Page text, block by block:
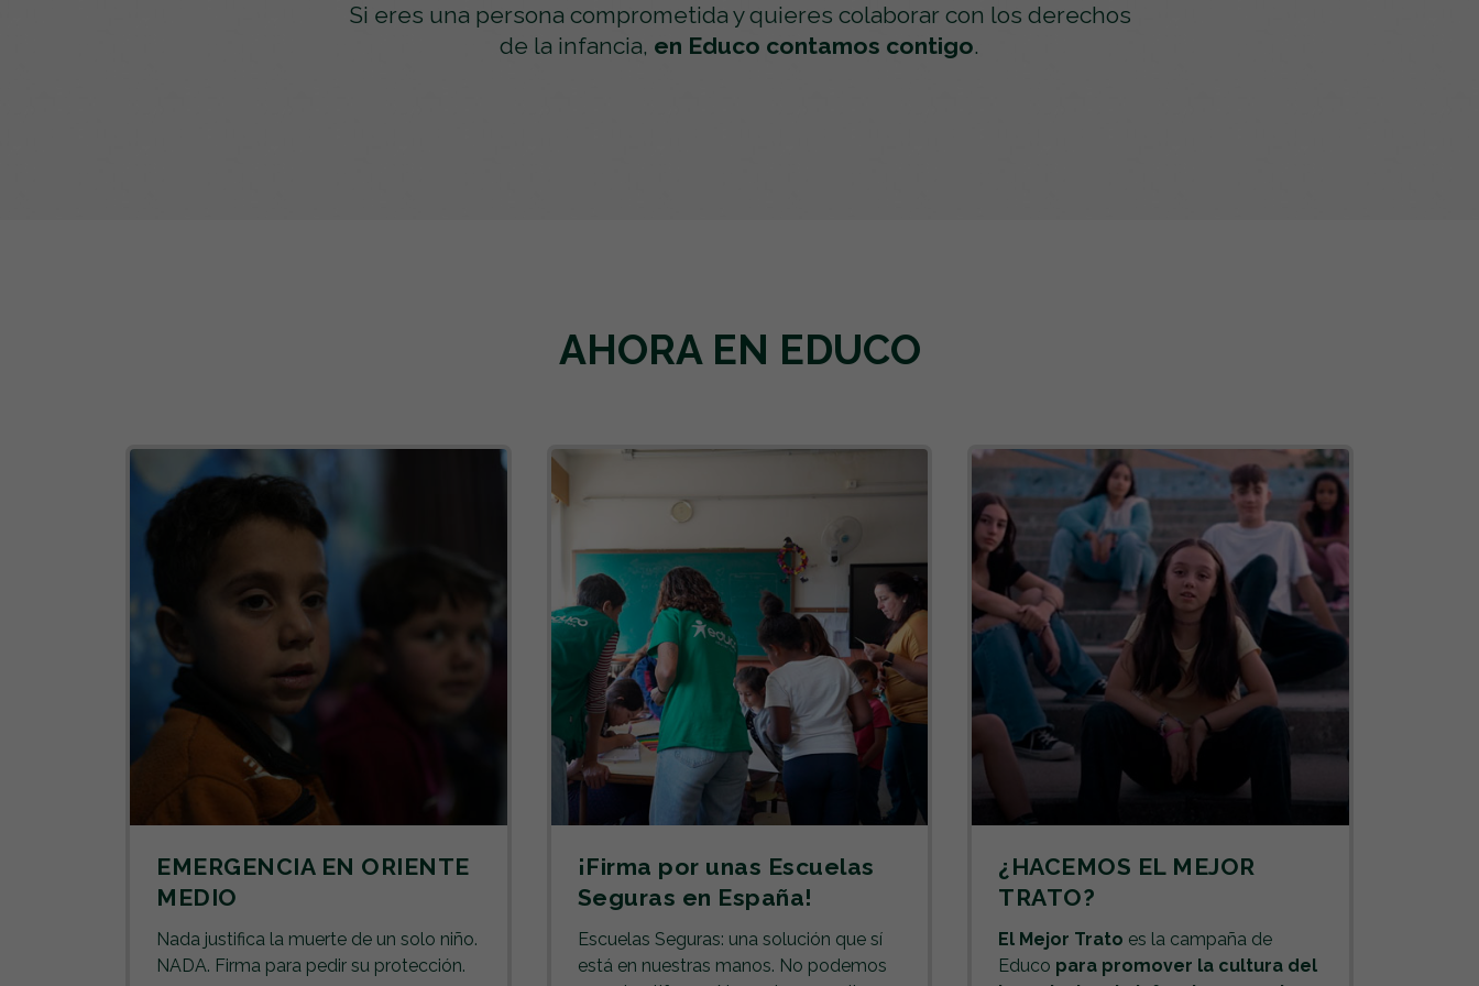
Si eres una persona comprometida y quieres colaborar con los derechos
de la infancia, en Educo contamos contigo.
AHORA EN EDUCO
EMERGENCIA EN ORIENTE
MEDIO
Nada justifica la muerte de un solo niño.
NADA. Firma para pedir su protección.
¡Firma por unas Escuelas
Seguras en España!
Escuelas Seguras: una solución que sí
está en nuestras manos. No podemos
¿HACEMOS EL MEJOR
TRATO?
El Mejor Trato es la campaña de
Educo para promover la cultura del